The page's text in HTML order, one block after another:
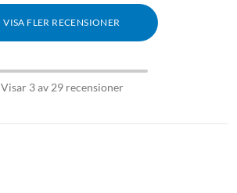
VISA FLER RECENSIONER
Visar 3 av 29 recensioner